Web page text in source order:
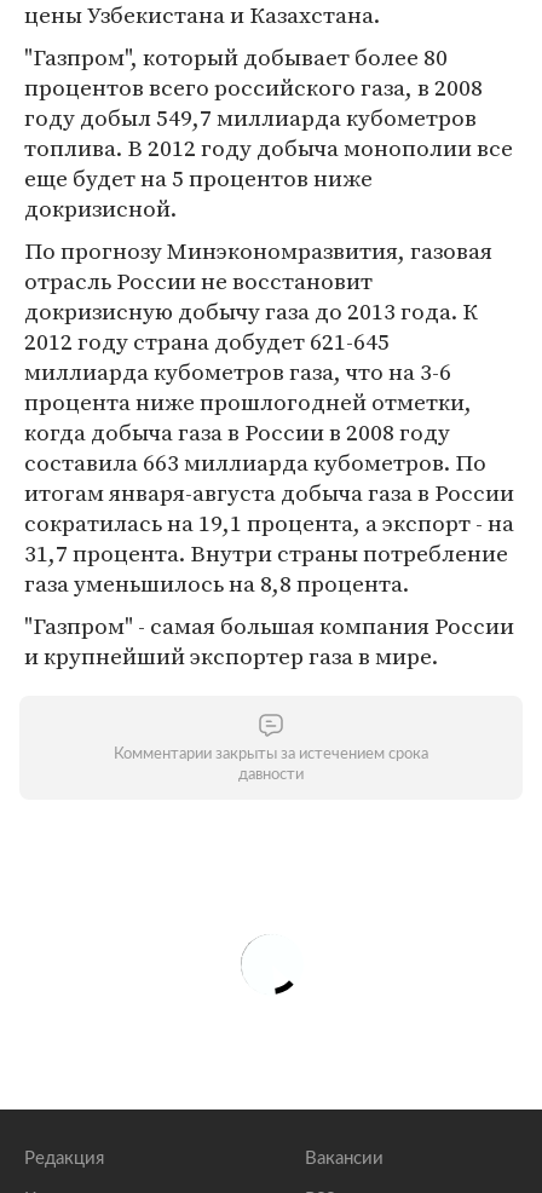
цены Узбекистана и Казахстана.
"Газпром", который добывает более 80
процентов всего российского газа, в 2008
году добыл 549,7 миллиарда кубометров
топлива. В 2012 году добыча монополии все
еще будет на 5 процентов ниже
докризисной.
По прогнозу Минэкономразвития, газовая
отрасль России не восстановит
докризисную добычу газа до 2013 года. К
2012 году страна добудет 621-645
миллиарда кубометров газа, что на 3-6
процента ниже прошлогодней отметки,
когда добыча газа в России в 2008 году
составила 663 миллиарда кубометров. По
итогам января-августа добыча газа в России
сократилась на 19,1 процента, а экспорт - на
31,7 процента. Внутри страны потребление
газа уменьшилось на 8,8 процента.
"Газпром" - самая большая компания России
и крупнейший экспортер газа в мире.
Комментарии закрыты за истечением срока
давности
Редакция Вакансии